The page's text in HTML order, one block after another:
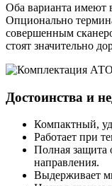
Оба варианта имеют
Опционально
совершенным
стоят значительно
Достоинства и
Компактный,
Работает при
Полная защита
направления.
Выдерживает